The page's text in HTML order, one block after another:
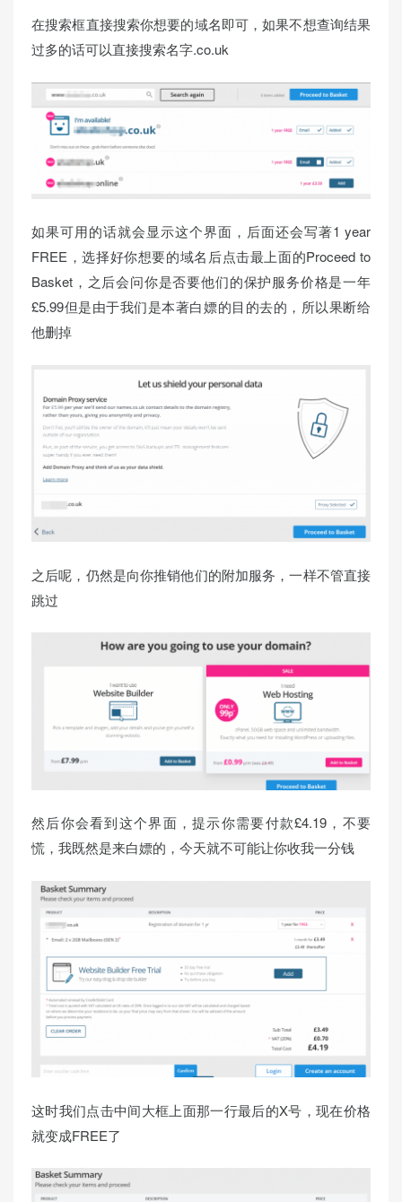
在搜索框直接搜索你想要的域名即可，如果不想查询结果
过多的话可以直接搜索名字.co.uk
如果可用的话就会显示这个界面，后面还会写著1 year
FREE，选择好你想要的域名后点击最上面的Proceed to
Basket，之后会问你是否要他们的保护服务价格是一年
£5.99但是由于我们是本著白嫖的目的去的，所以果断给
他删掉
之后呢，仍然是向你推销他们的附加服务，一样不管直接
跳过
然后你会看到这个界面，提示你需要付款£4.19，不要
慌，我既然是来白嫖的，今天就不可能让你收我一分钱
这时我们点击中间大框上面那一行最后的X号，现在价格
就变成FREE了